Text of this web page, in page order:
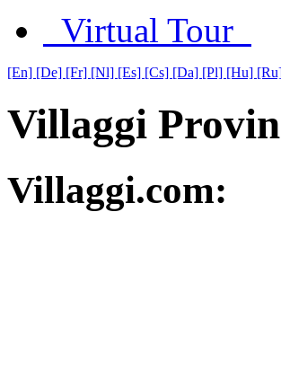
Virtual Tour
[En] [De] [Fr] [Nl] [Es] [Cs] [Da] [Pl] [Hu]
Villaggi
Villaggi.com: